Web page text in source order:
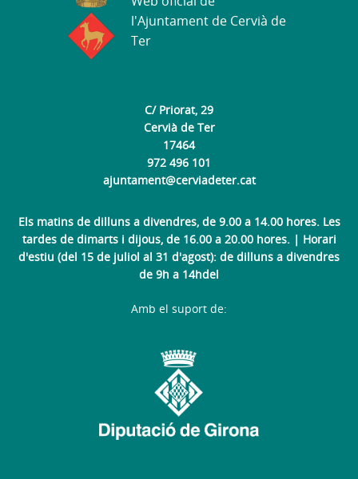
C/ Priorat, 29
Cervià de Ter
17464
972 496 101
ajuntament@cerviadeter.cat
Els matins de dilluns a divendres, de 9.00 a 14.00 hores. Les
tardes de dimarts i dijous, de 16.00 a 20.00 hores. | Horari
d'estiu (del 15 de juliol al 31 d'agost): de dilluns a divendres
de 9h a 14hdel
l'Ajuntament de Cervià de
Ter
Amb el suport de: